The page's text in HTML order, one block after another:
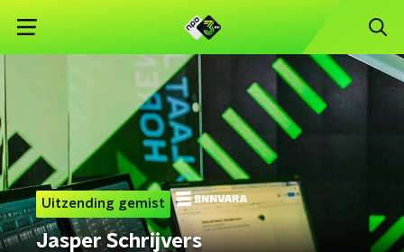
Uitzending gemist
Jasper Schrijvers